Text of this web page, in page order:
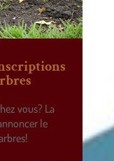
vous? La
le